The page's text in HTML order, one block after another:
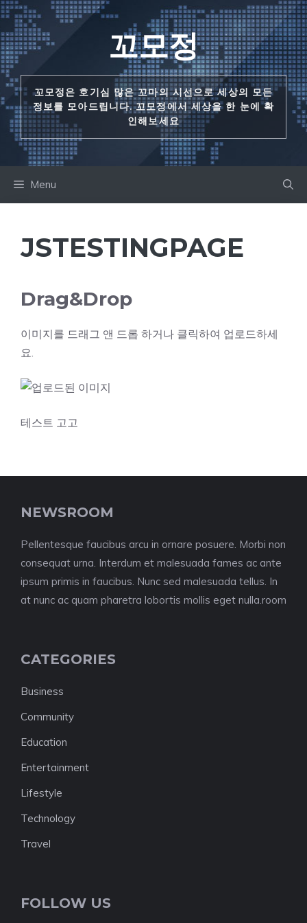
Skip
content
꼬모정
꼬모정은 호기심 많은 꼬마의 시선으로 세상의 모든
정보를 모아드립니다. 꼬모정에서 세상을 한 눈에 확
인해보세요
Menu
JSTESTINGPAGE
Drag&Drop
이미지를 드래그 앤 드롭 하거나 클릭하여 업로드하세
요.
테스트 고고
NEWSROOM
Pellentesque faucibus arcu in ornare posuere. Morbi non
consequat urna. Interdum et malesuada fames ac ante
ipsum primis in faucibus. Nunc sed malesuada tellus. In
at nunc ac quam pharetra lobortis mollis eget nulla.room
CATEGORIES
Business
Community
Education
Entertainment
Lifestyle
Technology
Travel
FOLLOW US